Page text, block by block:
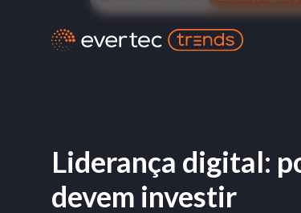
Liderança digital:
devem investir